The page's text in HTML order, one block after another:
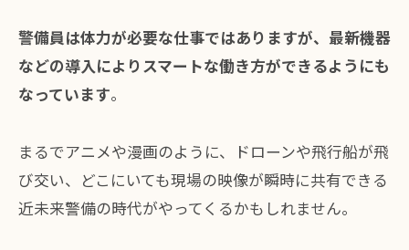
警備員は体力が必要な仕事ではありますが、最新機器
などの導入によりスマートな働き方ができるようにも
なっています。
まるでアニメや漫画のように、ドローンや飛行船が飛
び交い、どこにいても現場の映像が瞬時に共有できる
近未来警備の時代がやってくるかもしれません。